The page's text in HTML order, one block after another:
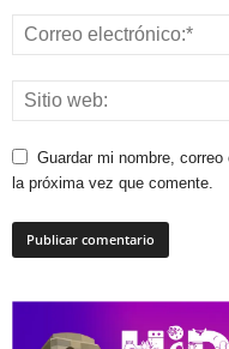
Guardar mi nombre,
la próxima vez que comente.